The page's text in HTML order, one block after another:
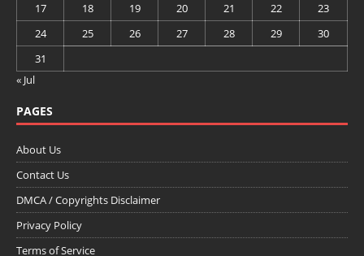
17
18 19 20 21 22
23
24
25 26 27 28 29
30
31
« Jul
PAGES
About Us
Contact Us
DMCA / Copyrights Disclaimer
Privacy Policy
Terms of Service